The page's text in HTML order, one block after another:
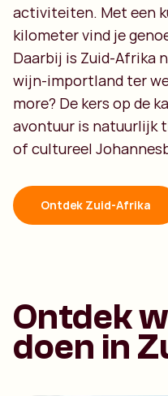
activiteiten. Met een
kilometer vind je
Daarbij is Zuid-Afrika
wijn-importland ter
more? De kers op de
avontuur is natuurlijk
of cultureel
Ontdek Zuid-Afrika
Ontdek
doen in